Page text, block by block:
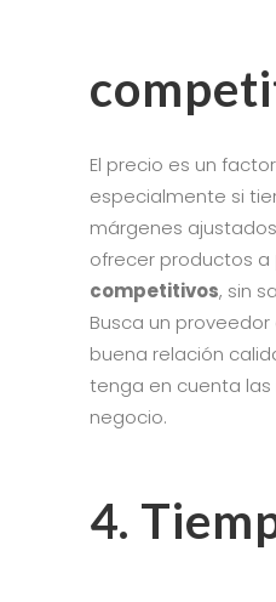
El precio es un
especialmente si
márgenes
ofrecer productos a
competitivos, sin
Busca un
buena relación
tenga en cuenta
negocio.
4.